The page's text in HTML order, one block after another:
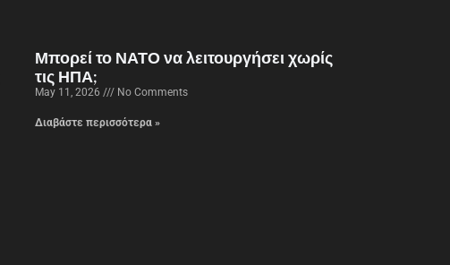
Μπορεί το ΝΑΤΟ να λειτουργήσει χωρίς
τις ΗΠΑ;
May 11, 2026 No Comments
Διαβάστε περισσότερα »